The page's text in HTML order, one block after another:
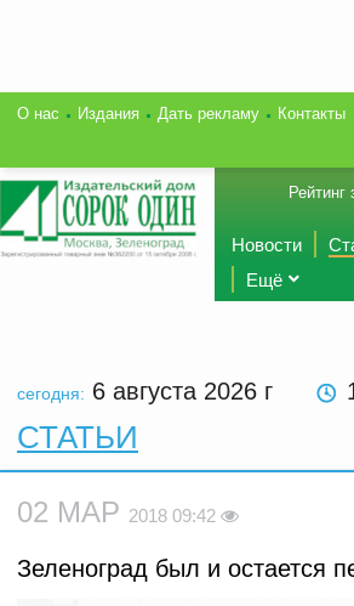
О нас Издания Дать рекламу
Контакты
Рейтинг
Новости
Ещё
сегодня: 6 августа 2026 г
СТАТЬИ
02 МАР 2018 09:42
Зеленоград был и остается